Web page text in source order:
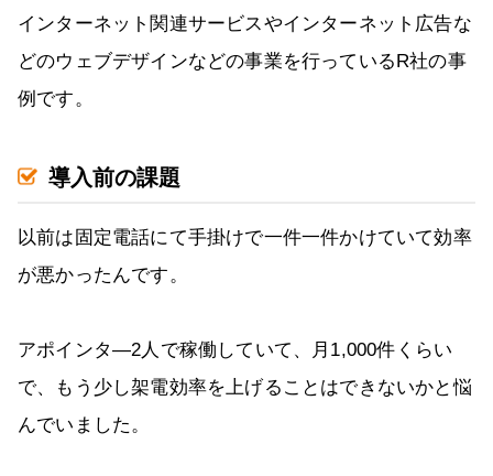
インターネット関連サービスやインターネット広告な
どのウェブデザインなどの事業を行っているR社の事
例です。
導入前の課題
以前は固定電話にて手掛けで一件一件かけていて効率
が悪かったんです。
アポインタ―2人で稼働していて、月1,000件くらい
で、もう少し架電効率を上げることはできないかと悩
んでいました。